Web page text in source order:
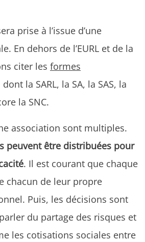
prise à l’issue d’une
En dehors de l’EURL et de la
citer les formes
dont la SARL, la SA, la SAS, la
la SNC.
association sont multiples.
peuvent être distribuées pour
. Il est courant que chaque
chacun de leur propre
Puis, les décisions sont
du partage des risques et
les cotisations sociales entre